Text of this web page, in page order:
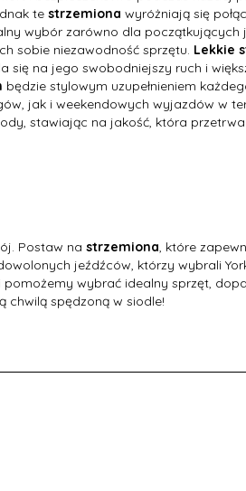
te strzemiona wyróżniają się
wybór zarówno dla początkujących
sobie niezawodność sprzętu. Lekkie
się na jego swobodniejszy ruch i
będzie stylowym uzupełnieniem
jak i weekendowych wyjazdów w
stawiając na jakość, która
Postaw na strzemiona, które
jeźdźców, którzy wybrali
pomożemy wybrać idealny sprzęt,
chwilą spędzoną w siodle!